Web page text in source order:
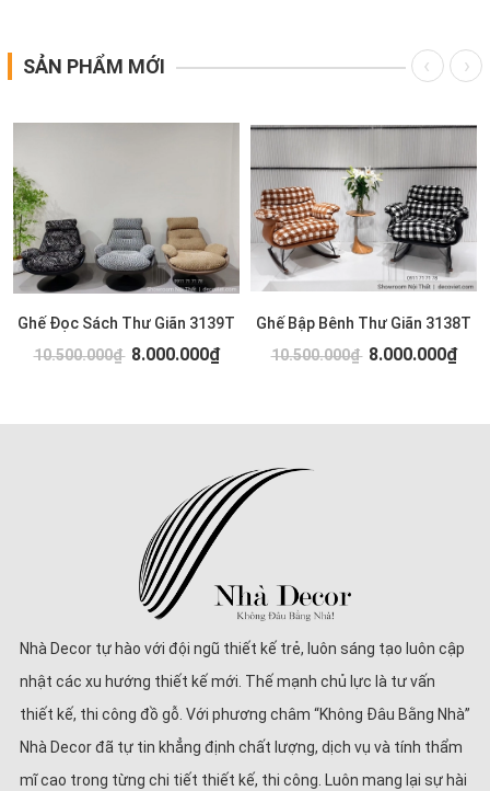
SẢN PHẨM MỚI
Ghế Đọc Sách Thư Giãn 3139T
10.500.000₫ 8.000.000₫
Ghế Bập Bênh Thư Giãn 3138T
10.500.000₫ 8.000.000₫
Nhà Decor tự hào với đội ngũ thiết kế trẻ, luôn sáng tạo luôn cập
nhật các xu hướng thiết kế mới. Thế mạnh chủ lực là tư vấn
thiết kế, thi công đồ gỗ. Với phương châm “Không Đâu Bằng Nhà”
Nhà Decor đã tự tin khẳng định chất lượng, dịch vụ và tính thẩm
mĩ cao trong từng chi tiết thiết kế, thi công. Luôn mang lại sự hài